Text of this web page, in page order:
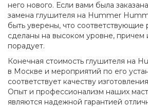
него нового. Если вами была
замена глушителя на Hummer
быть уверены, что соответствующие
сделаны на высоком уровне, причем
порадует.
Конечная стоимость глушителя на
в Москве и мероприятий по его
соответствует качеству
Опыт и профессионализм наших
являются надежной гарантией